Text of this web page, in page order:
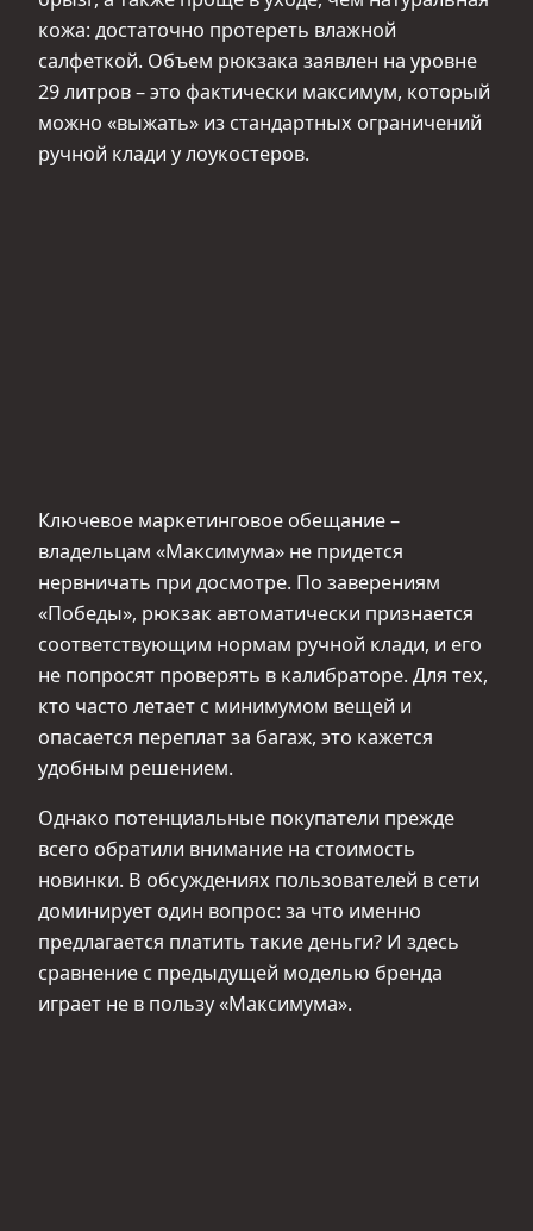
кожа: достаточно протереть влажной
салфеткой. Объем рюкзака заявлен на уровне
29 литров – это фактически максимум, который
можно «выжать» из стандартных ограничений
ручной клади у лоукостеров.
Ключевое маркетинговое обещание –
владельцам «Максимума» не придется
нервничать при досмотре. По заверениям
«Победы», рюкзак автоматически признается
соответствующим нормам ручной клади, и его
не попросят проверять в калибраторе. Для тех,
кто часто летает с минимумом вещей и
опасается переплат за багаж, это кажется
удобным решением.
Однако потенциальные покупатели прежде
всего обратили внимание на стоимость
новинки. В обсуждениях пользователей в сети
доминирует один вопрос: за что именно
предлагается платить такие деньги? И здесь
сравнение с предыдущей моделью бренда
играет не в пользу «Максимума».